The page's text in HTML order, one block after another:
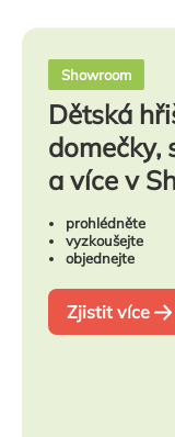
Showroom
Dětská
domečky,
a více v
prohlédněte
vyzkoušejte
objednejte
Zjistit více